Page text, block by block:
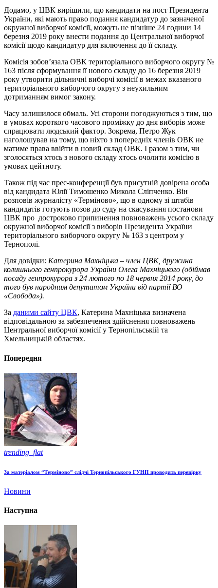
Додамо, у ЦВК вирішили, що кандидати на пост Президента
України, які мають право подання кандидатур до зазначеної
окружної виборчої комісії, можуть не пізніше 24 години 14
березня 2019 року внести подання до Центральної виборчої
комісії щодо кандидатур для включення до її складу.
Комісія зобов’язала ОВК територіального виборчого округу №
163 після сформування її нового складу до 16 березня 2019
року утворити дільничні виборчі комісії в межах вказаного
територіального виборчого округу з неухильним
дотриманням вимог закону.
Часу залишилося обмаль. Усі сторони погоджуються з тим, що
в умовах короткого часового проміжку до дня виборів може
спрацювати людський фактор. Зокрема, Петро Жук
наголошував на тому, що ніхто з попередніх членів ОВК не
матиме права ввійти в новий склад ОВК. І разом з тим, чи
зголосяться хтось з нового складу хтось очолити комісію в
умовах цейтноту.
Також під час прес-конференції був присутній довірена особа
від кандидата Юлії Тимошенко Микола Сліпченко. Він
розповів журналісту «Терміново», що в одному зі штабів
кандидатів готують позов до суду на скасування постанови
ЦВК про достроково припинення повноважень усього складу
окружної виборчої комісії з виборів Президента України
територіального виборчого округу № 163 з центром у
Тернополі.
Для довідки: Катерина Махніцька – член ЦВК, дружина
колишнього генпрокурора України Олега Махніцького (обіймав
посаду генпрокурора з 24 лютого по 18 червня 2014 року, до
того був народним депутатом України від партії ВО
«Свобода»).
За даними сайту ЦВК, Катерина Махніцька визначена
відповідальною за забезпечення здійснення повноважень
Центральної виборчої комісії у Тернопільській та
Хмельницькій областях.
Попередня
trending_flat
За матеріалом “Терміново” слідчі Тернопільського ГУНП проводять перевірку
Новини
Наступна